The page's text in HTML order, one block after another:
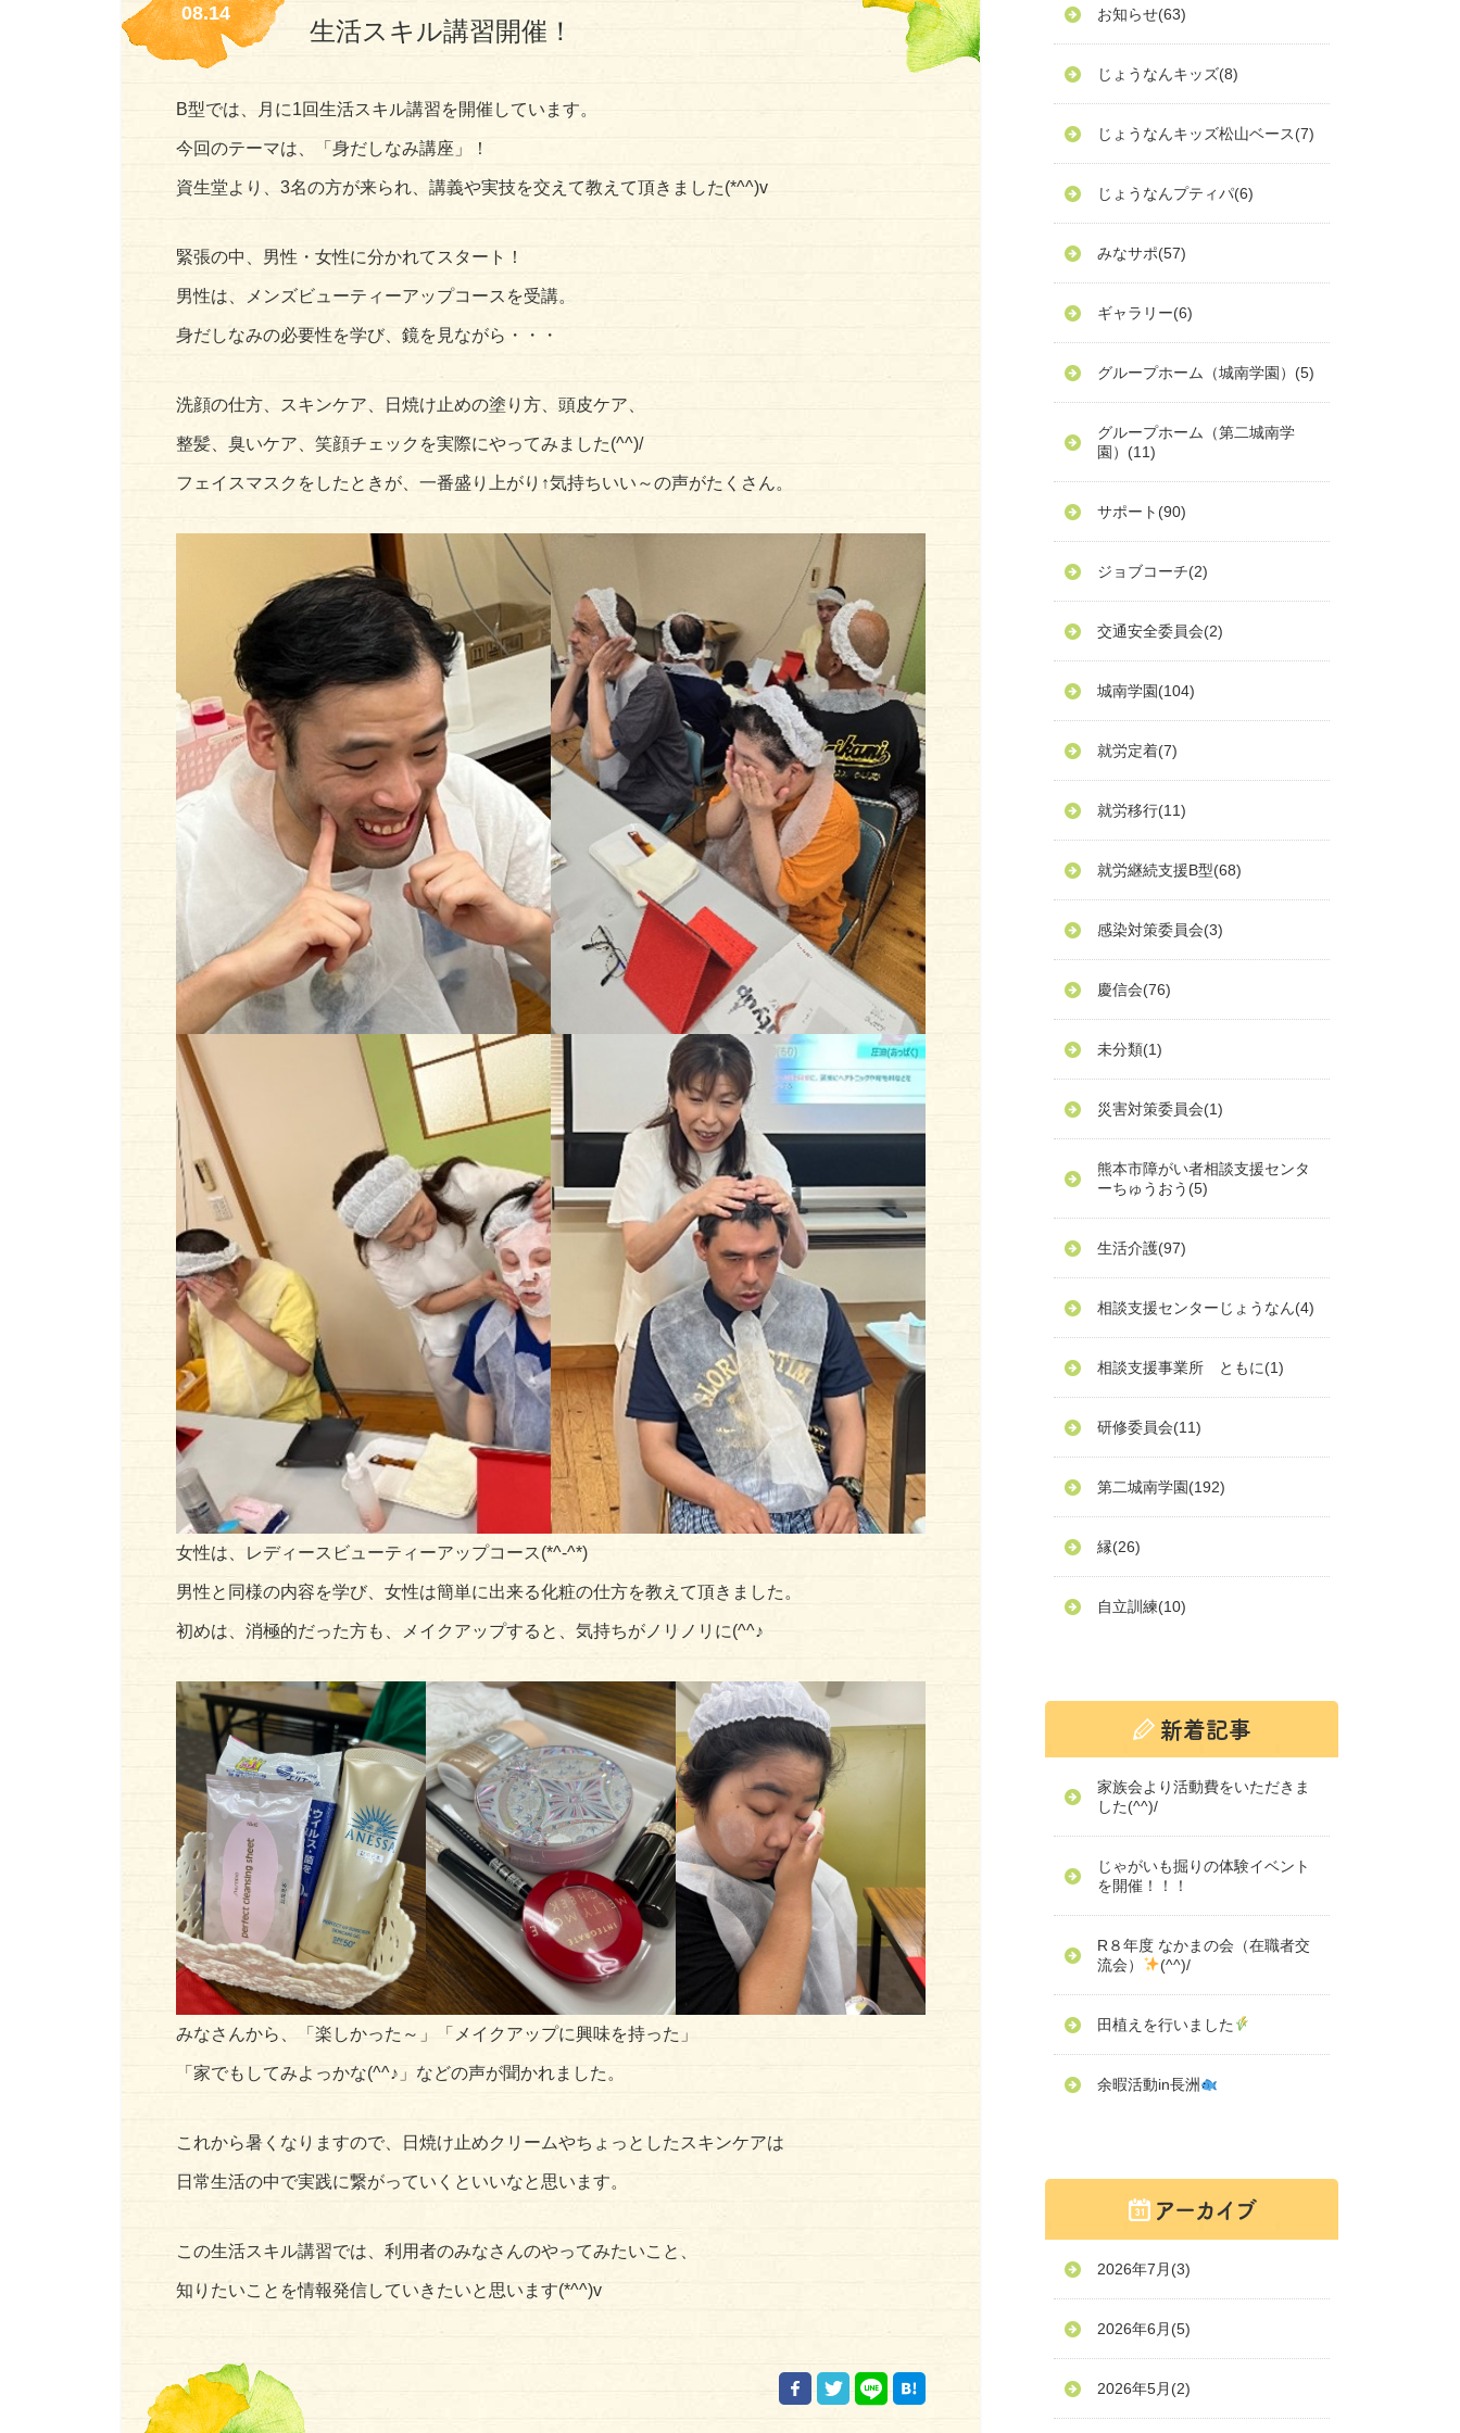
08.14
生活スキル講習開催！
B型では、月に1回生活スキル講習を開催しています。
今回のテーマは、「身だしなみ講座」！
資生堂より、3名の方が来られ、講義や実技を交えて教えて頂きました(*^^)v
緊張の中、男性・女性に分かれてスタート！
男性は、メンズビューティーアップコースを受講。
身だしなみの必要性を学び、鏡を見ながら・・・
洗顔の仕方、スキンケア、日焼け止めの塗り方、頭皮ケア、
整髪、臭いケア、笑顔チェックを実際にやってみました(^^)/
フェイスマスクをしたときが、一番盛り上がり↑気持ちいい～の声がたくさん。
女性は、レディースビューティーアップコース(*^-^*)
男性と同様の内容を学び、女性は簡単に出来る化粧の仕方を教えて頂きました。
初めは、消極的だった方も、メイクアップすると、気持ちがノリノリに(^^♪
みなさんから、「楽しかった～」「メイクアップに興味を持った」
「家でもしてみよっかな(^^♪」などの声が聞かれました。
これから暑くなりますので、日焼け止めクリームやちょっとしたスキンケアは
日常生活の中で実践に繋がっていくといいなと思います。
この生活スキル講習では、利用者のみなさんのやってみたいこと、
知りたいことを情報発信していきたいと思います(*^^)v
お知らせ(63)
じょうなんキッズ(8)
じょうなんキッズ松山ベース(7)
じょうなんプティパ(6)
みなサポ(57)
ギャラリー(6)
グループホーム（城南学園） (5)
グループホーム（第二城南学
園） (11)
サポート (90)
ジョブコーチ(2)
交通安全委員会(2)
城南学園(104)
就労定着(7)
就労移行(11)
就労継続支援B型(68)
感染対策委員会(3)
慶信会(76)
未分類(1)
災害対策委員会(1)
熊本市障がい者相談支援センタ
ーちゅうおう (5)
生活介護(97)
相談支援センターじょうなん(4)
相談支援事業所 ともに(1)
研修委員会(11)
第二城南学園(192)
縁(26)
自立訓練(10)
家族会より活動費をいただきま
した(^^)/
じゃがいも掘りの体験イベント
を開催！！！
R８年度 なかまの会（在職者交
流会）
(^^)/
田植えを行いました
余暇活動in長洲
2026年7月 (3)
2026年6月 (5)
2026年5月 (2)